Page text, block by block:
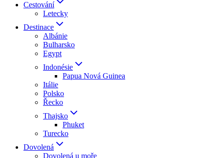
Cestování
Letecky
Destinace
Albánie
Bulharsko
Egypt
Indonésie
Papua Nová Guinea
Itálie
Polsko
Řecko
Thajsko
Phuket
Turecko
Dovolená
Dovolená u moře